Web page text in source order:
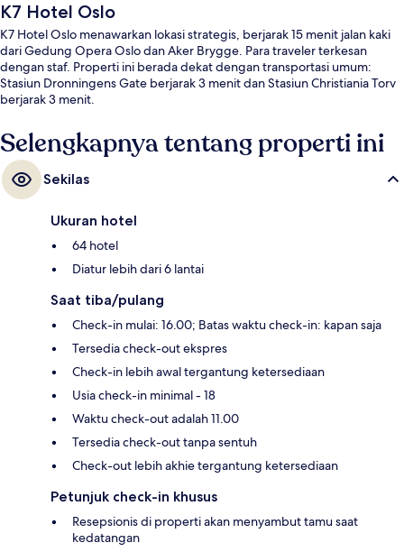
K7 Hotel Oslo
K7 Hotel Oslo menawarkan lokasi strategis, berjarak 15 menit jalan kaki
dari Gedung Opera Oslo dan Aker Brygge. Para traveler terkesan
dengan staf. Properti ini berada dekat dengan transportasi umum:
Stasiun Dronningens Gate berjarak 3 menit dan Stasiun Christiania Torv
berjarak 3 menit.
Selengkapnya tentang properti ini
Sekilas
Ukuran hotel
64 hotel
Diatur lebih dari 6 lantai
Saat tiba/pulang
Check-in mulai: 16.00; Batas waktu check-in: kapan saja
Tersedia check-out ekspres
Check-in lebih awal tergantung ketersediaan
Usia check-in minimal - 18
Waktu check-out adalah 11.00
Tersedia check-out tanpa sentuh
Check-out lebih akhie tergantung ketersediaan
Petunjuk check-in khusus
Resepsionis di properti akan menyambut tamu saat
kedatangan